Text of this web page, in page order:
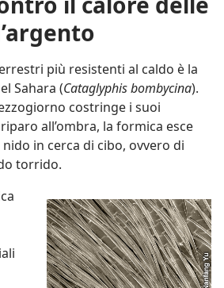
più resistenti al caldo è la
Sahara (Cataglyphis bombycina).
costringe i suoi
all’ombra, la formica esce
in cerca di cibo, ovvero di
torrido.